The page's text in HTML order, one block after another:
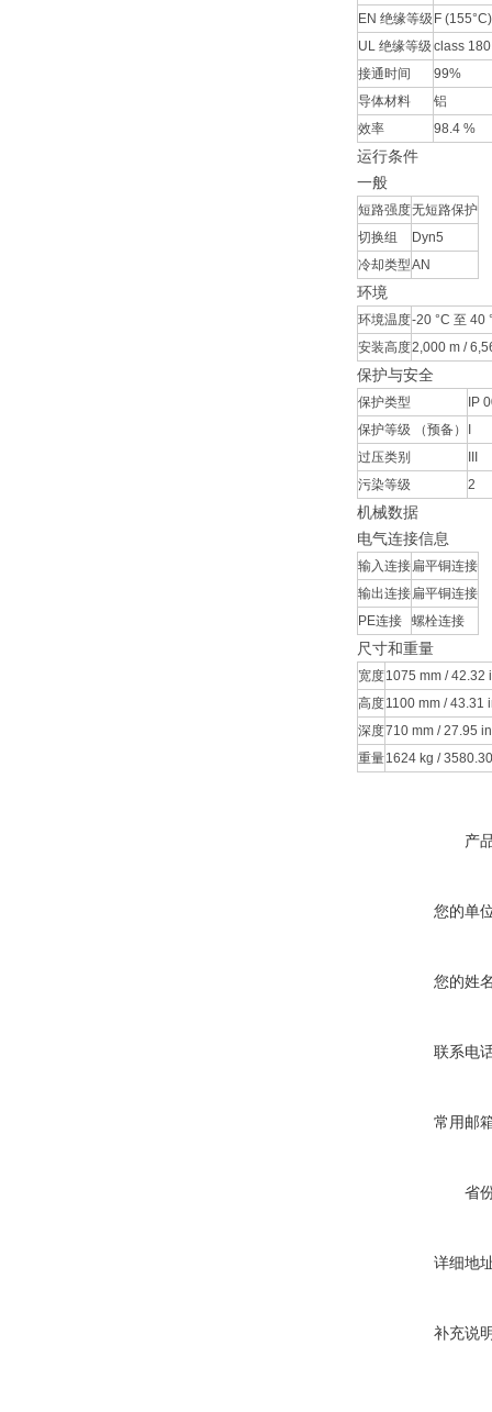
EN 绝缘等级 F (155°C)
UL 绝缘等级 class 180
接通时间
99%
导体材料
铝
效率
98.4 %
运行条件
一般
短路强度无短路保护
切换组
Dyn5
冷却类型AN
环境
环境温度-20 °C 至 40
安装高度2,000 m /
保护与安全
保护类型
IP
保护等级 （预备）
过压类别
污染等级
2
机械数据
电气连接信息
输入连接扁平铜连接
输出连接扁平铜连接
PE连接
螺栓连接
尺寸和重量
宽度1075 mm / 42.32
高度1100 mm / 43.31
深度710 mm / 27.95 in
重量1624 kg /
产
您的单
您的姓
联系电
常用邮
省
详细地
补充说